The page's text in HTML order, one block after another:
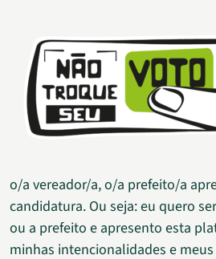
o/a vereador/a, o/a prefeito/a
candidatura. Ou seja: eu quero
ou a prefeito e apresento esta
minhas intencionalidades e